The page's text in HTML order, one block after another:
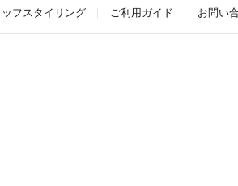
ッフスタイリング ご利用ガイド お問い